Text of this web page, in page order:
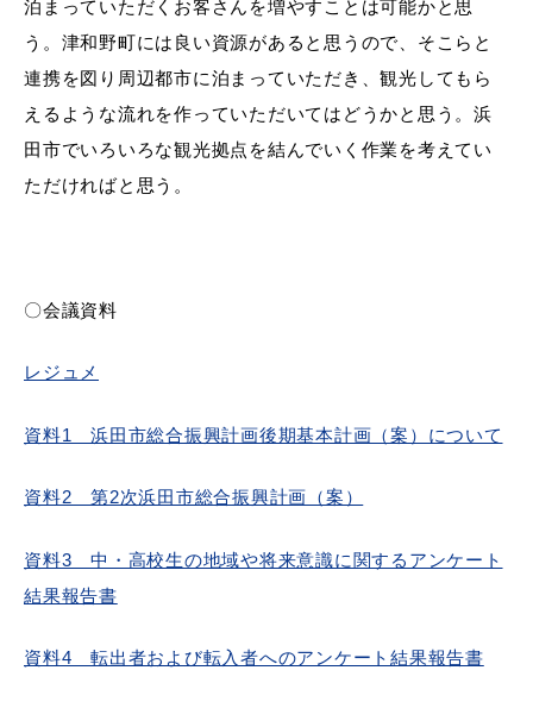
浜田市庁舎の
ご案内
各課への
お問い合わせ
泊まっていただくお客さんを増やすことは可能かと思
う。津和野町には良い資源があると思うので、そこらと
連携を図り周辺都市に泊まっていただき、観光してもら
えるような流れを作っていただいてはどうかと思う。浜
田市でいろいろな観光拠点を結んでいく作業を考えてい
ただければと思う。
〇会議資料
レジュメ
資料1 浜田市総合振興計画後期基本計画（案）について
資料2 第2次浜田市総合振興計画（案）
資料3 中・高校生の地域や将来意識に関するアンケート
結果報告書
資料4 転出者および転入者へのアンケート結果報告書